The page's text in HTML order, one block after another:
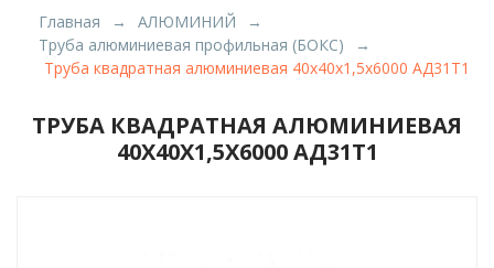
Главная
АЛЮМИНИЙ
Труба алюминиевая профильная (БОКС)
Труба квадратная алюминиевая 40х40х1,5х6000 АД31Т1
ТРУБА КВАДРАТНАЯ АЛЮМИНИЕВАЯ
40Х40Х1,5Х6000 АД31Т1